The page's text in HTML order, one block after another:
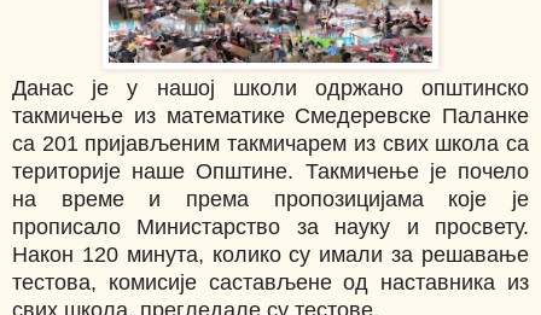
Данас је у нашој школи одржано општинско
такмичење из математике Смедеревске Паланке
са 201 пријављеним такмичарем из свих школа са
територије наше Општине. Такмичење је почело
на време и према пропозицијама које је
прописало Министарство за науку и просвету.
Након 120 минута, колико су имали за решавање
тестова, комисије састављене од наставника из
свих школа, прегледале су тестове.